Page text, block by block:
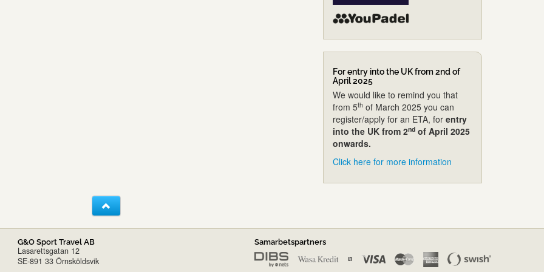
For entry into the UK from 2nd of
April 2025
We would like to remind you that
from 5th of March 2025 you can
register/apply for an ETA, for entry
into the UK from 2ndof April 2025
onwards.
Click here for more information
G&O Sport Travel AB
Lasarettsgatan 12
SE-891 33 Örnsköldsvik
Samarbetspartners